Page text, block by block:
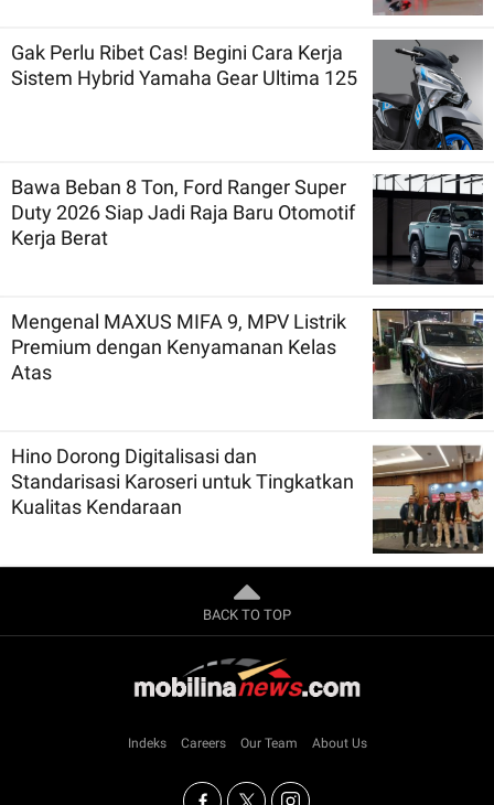
Gak Perlu Ribet Cas! Begini Cara Kerja
Sistem Hybrid Yamaha Gear Ultima 125
Bawa Beban 8 Ton, Ford Ranger Super
Duty 2026 Siap Jadi Raja Baru Otomotif
Kerja Berat
Mengenal MAXUS MIFA 9, MPV Listrik
Premium dengan Kenyamanan Kelas
Atas
Hino Dorong Digitalisasi dan
Standarisasi Karoseri untuk Tingkatkan
Kualitas Kendaraan
BACK TO TOP
Indeks Careers Our Team About Us